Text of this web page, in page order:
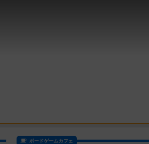
ボードゲームカフェ